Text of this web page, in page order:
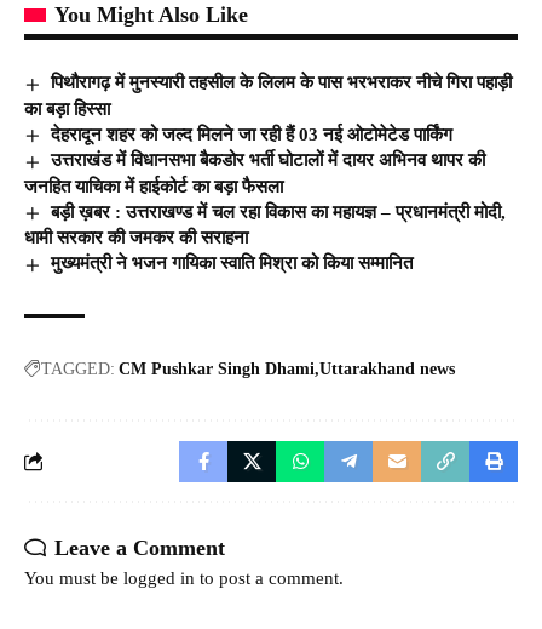
You Might Also Like
पिथौरागढ़ में मुनस्यारी तहसील के लिलम के पास भरभराकर नीचे गिरा पहाड़ी
का बड़ा हिस्सा
देहरादून शहर को जल्द मिलने जा रही हैं 03 नई ओटोमेटेड पार्किंग
उत्तराखंड में विधानसभा बैकडोर भर्ती घोटालों में दायर अभिनव थापर की
जनहित याचिका में हाईकोर्ट का बड़ा फैसला
बड़ी ख़बर : उत्तराखण्ड में चल रहा विकास का महायज्ञ – प्रधानमंत्री मोदी,
धामी सरकार की जमकर की सराहना
मुख्यमंत्री ने भजन गायिका स्वाति मिश्रा को किया सम्मानित
TAGGED: CM Pushkar Singh Dhami Uttarakhand news
Leave a Comment
You must be logged in to post a comment.